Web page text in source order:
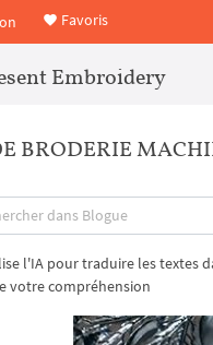
Favoris
Embroidery
BRODERIE
l'IA pour traduire les textes
votre compréhension